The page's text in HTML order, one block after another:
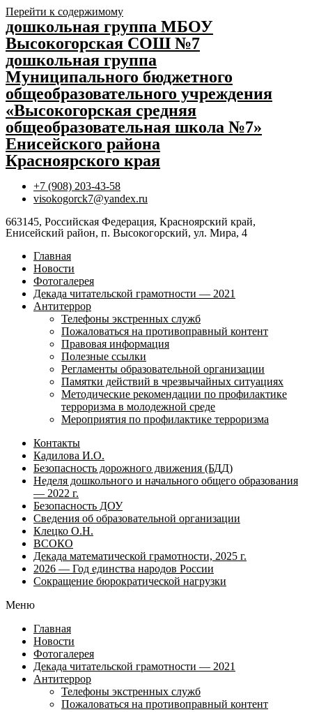
Перейти к содержимому
дошкольная группа МБОУ
Высокогорская СОШ №7
дошкольная группа
Муниципального бюджетного
общеобразовательного учреждения
«Высокогорская средняя
общеобразовательная школа №7»
Енисейского района
Красноярского края
+7 (908) 203-43-58
visokogorck7@yandex.ru
663145, Российская Федерация, Красноярский край,
Енисейский район, п. Высокогорский, ул. Мира, 4
Главная
Новости
Фотогалерея
Декада читательской грамотности — 2021
Антитеррор
Телефоны экстренных служб
Пожаловаться на противоправный контент
Правовая информация
Полезные ссылки
Регламенты образовательной организации
Памятки действий в чрезвычайных ситуациях
Методические рекомендации по профилактике
терроризма в молодежной среде
Мероприятия по профилактике терроризма
Контакты
Кадилова И.О.
Безопасность дорожного движения (БДД)
Неделя дошкольного и начального общего образования
— 2022 г.
Безопасность ДОУ
Сведения об образовательной организации
Клецко О.Н.
ВСОКО
Декада математической грамотности, 2025 г.
2026 — Год единства народов России
Сокращение бюрократической нагрузки
Меню
Главная
Новости
Фотогалерея
Декада читательской грамотности — 2021
Антитеррор
Телефоны экстренных служб
Пожаловаться на противоправный контент